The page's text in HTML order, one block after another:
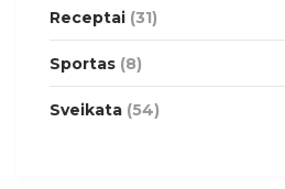
Receptai (31)
Sportas (8)
Sveikata (54)